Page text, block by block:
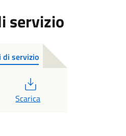
servizio
di servizio
Scarica